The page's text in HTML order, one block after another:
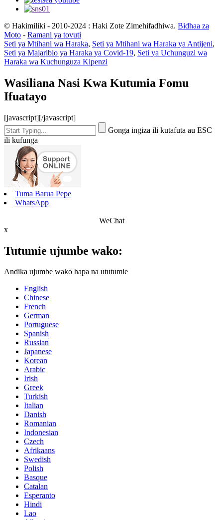
© Hakimiliki - 2010-2024 : Haki Zote Zimehifadhiwa. Bidhaa za
Moto - Ramani ya tovuti
Seti ya Mtihani wa Haraka, Seti ya Mtihani wa Haraka ya Antijeni,
Seti ya Majaribio ya Haraka ya Covid-19, Seti ya Uchunguzi wa
Haraka wa Kuchunguza Kipenzi
Wasiliana Nasi Kwa Kutumia Fomu
Ifuatayo
[javascript][/javascript]
Gonga ingiza ili kutafuta au ESC
ili kufunga
Tuma Barua Pepe
WhatsApp
WeChat
x
Tutumie ujumbe wako:
Andika ujumbe wako hapa na ututumie
English
Chinese
French
German
Portuguese
Spanish
Russian
Japanese
Korean
Arabic
Irish
Greek
Turkish
Italian
Danish
Romanian
Indonesian
Czech
Afrikaans
Swedish
Polish
Basque
Catalan
Esperanto
Hindi
Lao